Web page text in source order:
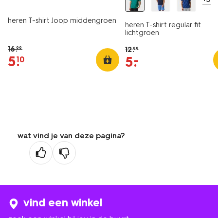
heren T-shirt Joop middengroen
16.99
5.
10
heren T-shirt regular fit
lichtgroen
12.99
5.
–
wat vind je van deze pagina?
vind een winkel